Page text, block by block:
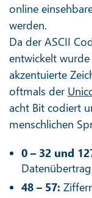
online
werden.
Da der ASCII
entwickelt
akzentuierte
oftmals der
acht Bit codiert
menschlichen
0 – 32 und
48 – 57: